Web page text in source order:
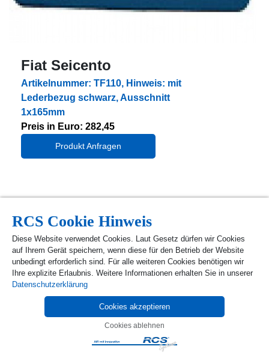
RCS Cookie Hinweis
Diese Website verwendet Cookies. Laut Gesetz dürfen wir Cookies
auf Ihrem Gerät speichern, wenn diese für den Betrieb der Website
unbedingt erforderlich sind. Für alle weiteren Cookies benötigen wir
Ihre explizite Erlaubnis. Weitere Informationen erhalten Sie in unserer
Datenschutzerklärung
Cookies ablehnen
Cookies akzeptieren
Fiat Seicento
Artikelnummer: TF110, Hinweis: mit
Lederbezug schwarz, Ausschnitt
1x165mm
Preis in Euro: 282,45
Produkt Anfragen